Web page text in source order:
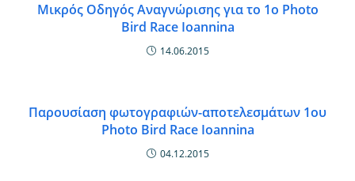
Μικρός Οδηγός Αναγνώρισης για το 1ο Photo
Bird Race Ioannina
14.06.2015
Παρουσίαση φωτογραφιών-αποτελεσμάτων 1ου
Photo Bird Race Ioannina
04.12.2015